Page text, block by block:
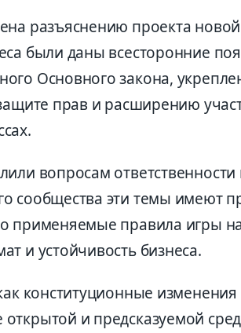
разъяснению проекта
были даны всесторонние
Основного закона,
прав и расширению
вопросам
сообщества эти темы имеют
применяемые правила игры
и устойчивость бизнеса.
конституционные изменения
и предсказуемой